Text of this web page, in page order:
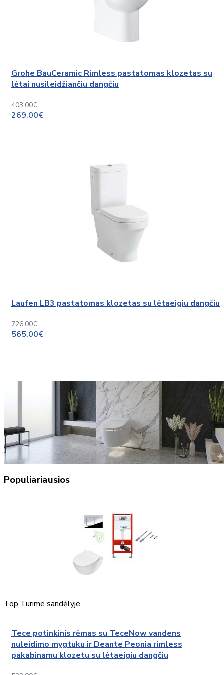
Grohe BauCeramic Rimless pastatomas klozetas su
lėtai nusileidžiančiu dangčiu
403,00€
269,00€
Laufen LB3 pastatomas klozetas su lėtaeigiu dangčiu
726,00€
565,00€
Populiariausios
Top Turime sandėlyje
Tece potinkinis rėmas su TeceNow vandens
nuleidimo mygtuku ir Deante Peonia rimless
pakabinamu klozetu su lėtaeigiu dangčiu